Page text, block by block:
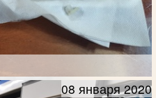
08 января 2020